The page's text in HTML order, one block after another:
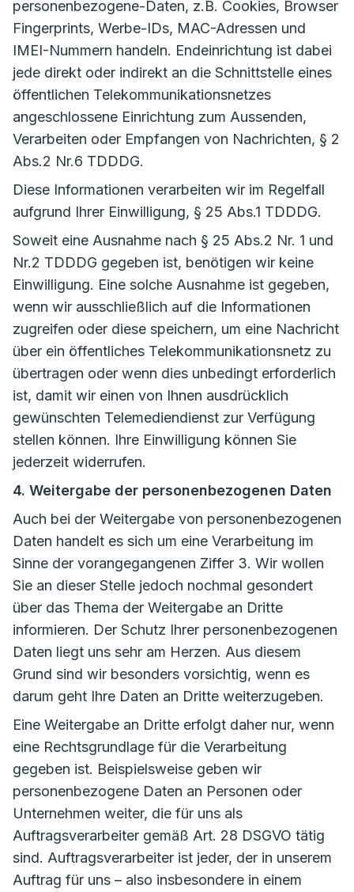
personenbezogene-Daten, z.B. Cookies, Browser
Fingerprints, Werbe-IDs, MAC-Adressen und
IMEI-Nummern handeln. Endeinrichtung ist dabei
jede direkt oder indirekt an die Schnittstelle eines
öffentlichen Telekommunikationsnetzes
angeschlossene Einrichtung zum Aussenden,
Verarbeiten oder Empfangen von Nachrichten, § 2
Abs.2 Nr.6 TDDDG.
Diese Informationen verarbeiten wir im Regelfall
aufgrund Ihrer Einwilligung, § 25 Abs.1 TDDDG.
Soweit eine Ausnahme nach § 25 Abs.2 Nr. 1 und
Nr.2 TDDDG gegeben ist, benötigen wir keine
Einwilligung. Eine solche Ausnahme ist gegeben,
wenn wir ausschließlich auf die Informationen
zugreifen oder diese speichern, um eine Nachricht
über ein öffentliches Telekommunikationsnetz zu
übertragen oder wenn dies unbedingt erforderlich
ist, damit wir einen von Ihnen ausdrücklich
gewünschten Telemediendienst zur Verfügung
stellen können. Ihre Einwilligung können Sie
jederzeit widerrufen.
4. Weitergabe der personenbezogenen Daten
Auch bei der Weitergabe von personenbezogenen
Daten handelt es sich um eine Verarbeitung im
Sinne der vorangegangenen Ziffer 3. Wir wollen
Sie an dieser Stelle jedoch nochmal gesondert
über das Thema der Weitergabe an Dritte
informieren. Der Schutz Ihrer personenbezogenen
Daten liegt uns sehr am Herzen. Aus diesem
Grund sind wir besonders vorsichtig, wenn es
darum geht Ihre Daten an Dritte weiterzugeben.
Eine Weitergabe an Dritte erfolgt daher nur, wenn
eine Rechtsgrundlage für die Verarbeitung
gegeben ist. Beispielsweise geben wir
personenbezogene Daten an Personen oder
Unternehmen weiter, die für uns als
Auftragsverarbeiter gemäß Art. 28 DSGVO tätig
sind. Auftragsverarbeiter ist jeder, der in unserem
Auftrag für uns – also insbesondere in einem